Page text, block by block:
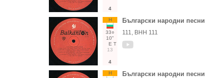
4
Н
33○
10"
Е Т
13
4
Български народни песни
111, ВНН 111
Н Български народни песни